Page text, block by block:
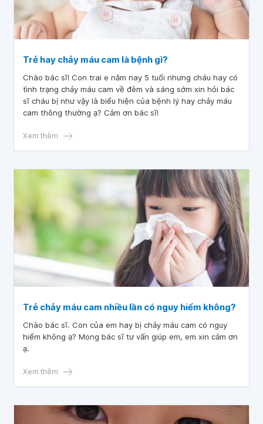
Trẻ hay chảy máu cam là bệnh gì?
Chào bác sĩ! Con trai e năm nay 5 tuổi nhưng cháu hay có
tình trạng chảy máu cam về đêm và sáng sớm xin hỏi bác
sĩ cháu bị như vậy là biểu hiện của bệnh lý hay chảy máu
cam thông thường ạ? Cảm ơn bác sĩ!
Xem thêm
Trẻ chảy máu cam nhiều lần có nguy hiểm không?
Chào bác sĩ. Con của em hay bị chảy máu cam có nguy
hiểm không ạ? Mong bác sĩ tư vấn giúp em, em xin cảm ơn
ạ.
Xem thêm